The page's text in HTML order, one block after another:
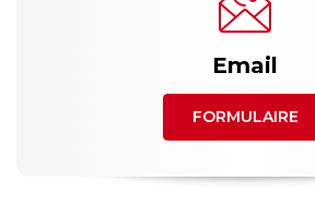
Email
FORMULAIRE